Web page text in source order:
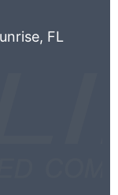
FL